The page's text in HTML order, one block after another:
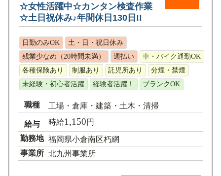
☆女性活躍中☆カンタン検査作業
☆⼟⽇祝休み♪年間休⽇130⽇!!
日勤のみOK
土・日・祝日休み
残業少なめ（20時間未満）
週払い
車・バイク通勤OK
各種保険あり
制服あり 託児所あり
分煙・禁煙
未経験・初心者活躍
経験者活躍！ ブランクOK
職種 工場・倉庫・建築・土木・清掃
給与 時給1,150円
勤務地 福岡県小倉南区朽網
事業所 北九州事業所